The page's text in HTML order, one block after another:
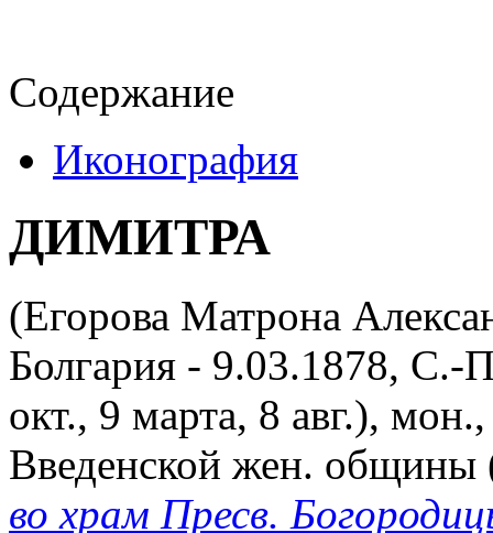
Содержание
Иконография
ДИМИТРА
(Егорова Матрона
Болгария - 9.03.1878, С.-
окт., 9 марта, 8 авг.), мон.,
Введенской жен.
во храм Пресв.